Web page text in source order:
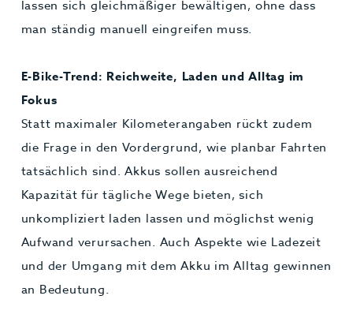
lassen sich gleichmäßiger bewältigen, ohne dass
man ständig manuell eingreifen muss.
E-Bike-Trend: Reichweite, Laden und Alltag im
Fokus
Statt maximaler Kilometerangaben rückt zudem
die Frage in den Vordergrund, wie planbar Fahrten
tatsächlich sind. Akkus sollen ausreichend
Kapazität für tägliche Wege bieten, sich
unkompliziert laden lassen und möglichst wenig
Aufwand verursachen. Auch Aspekte wie Ladezeit
und der Umgang mit dem Akku im Alltag gewinnen
an Bedeutung.